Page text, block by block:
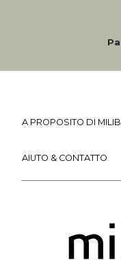
A PROPOSITO DI
AIUTO & CONTATTO